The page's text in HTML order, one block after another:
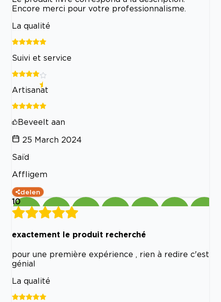
Encore merci pour votre professionnalisme.
La qualité
Suivi et service
Artisanat
Beveelt aan
25 March 2024
Saïd
Affligem
delen
10
exactement le produit recherché
pour une première expérience , rien à redire c'est
génial
La qualité